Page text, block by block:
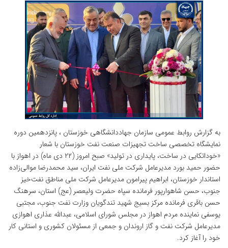
به گزارش روابط عمومی سازمان جهاددانشگاهی خوزستان ، پانزدهمین دوره
نمایشگاه تخصصی ساخت تجهیزات صنعت نفت خوزستان با شعار
«خوداتکایی در ساخت، پایداری در تولید» صبح امروز (۲۲ دی ماه) در اهواز با
حضور حمید بورد مدیرعامل شرکت ملی نفت ایران، سید محمدرضا موالی‌زاده
استاندار خوزستان، ابراهیم پیرامون مدیرعامل شرکت ملی مناطق نفت‌خیز
جنوب، حسن شاهوارپور فرمانده سپاه حضرت ولیعصر (عج) استان، سرهنگ
حسن باقری فرمانده مرکز بسیج شهید تندگویان وزارت نفت جنوب، مجتبی
یوسفی نماینده مردم اهواز در مجلس شورای اسلامی، عبدالله عذاری اهوازی
مدیرعامل شرکت نفت و گاز اروندان و جمعی از مسئولان کشوری و استانی کار
خود را آغاز کرد.